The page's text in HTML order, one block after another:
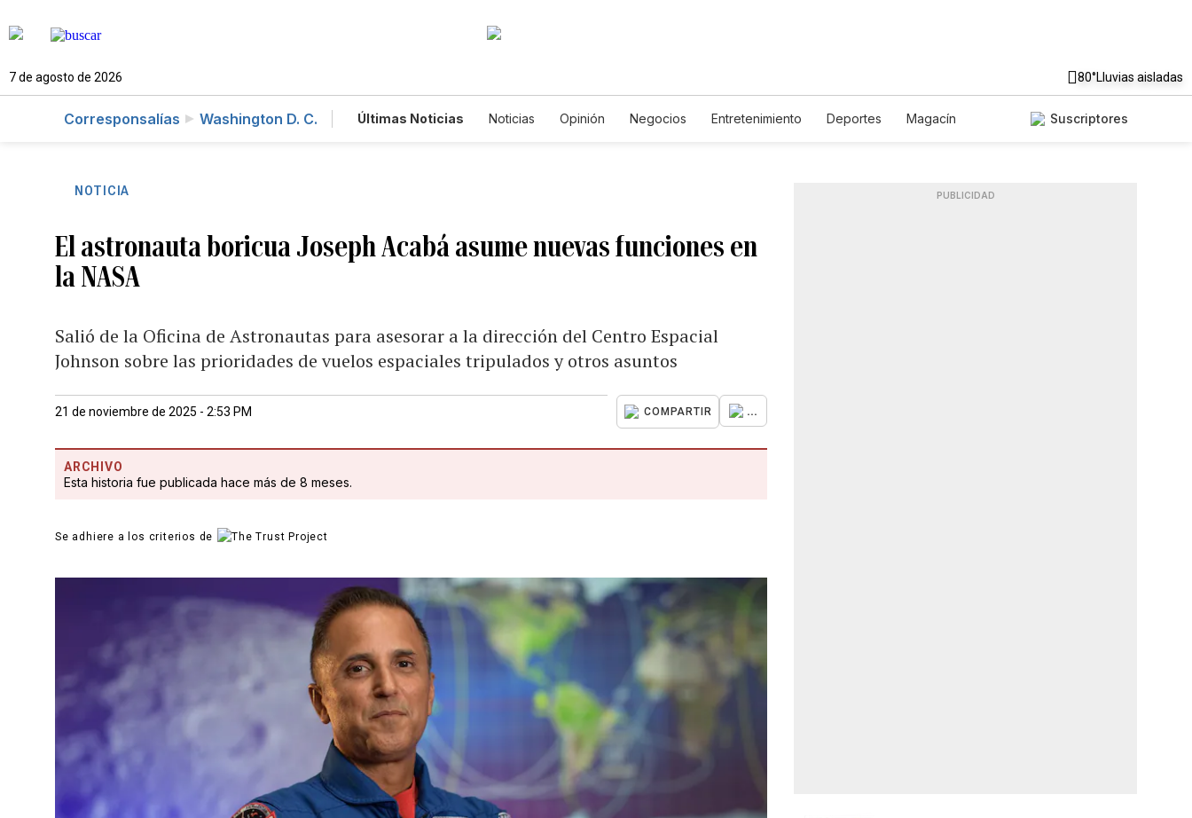
7 de agosto de 2026 80°Lluvias aisladas
Corresponsalías Washington D. C. Últimas Noticias Noticias Opinión Negocios Entretenimiento Deportes
Magacín
Suscriptores
NOTICIA
El astronauta boricua Joseph Acabá asume nuevas funciones en
la NASA
Salió de la Oficina de Astronautas para asesorar a la dirección del Centro Espacial
Johnson sobre las prioridades de vuelos espaciales tripulados y otros asuntos
21 de noviembre de 2025 - 2:53 PM COMPARTIR ...
ARCHIVO
Esta historia fue publicada hace más de 8 meses.
Se adhiere a los criterios de
PUBLICIDAD